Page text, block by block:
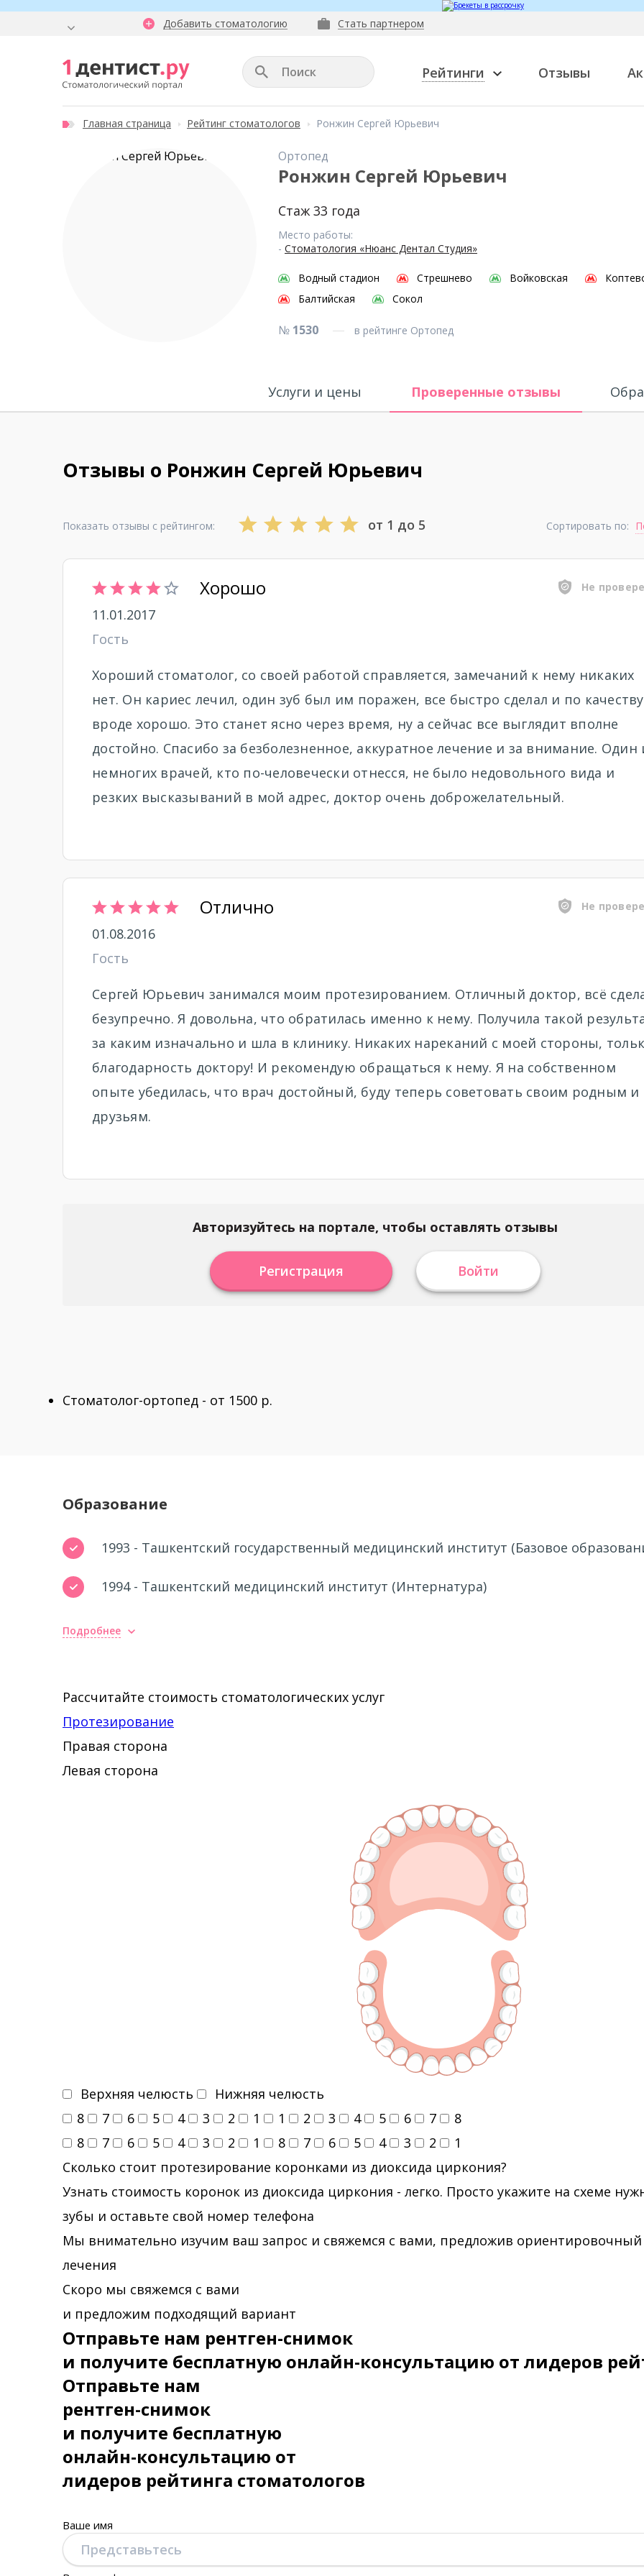
Добавить стоматологию Стать партнером
Рейтинги Отзывы
Главная страница Рейтинг стоматологов Ронжин Сергей Юрьевич
Ортопед
Ронжин Сергей Юрьевич
Стаж 33 года
Место работы:
- Стоматология «Нюанс Дентал Студия»
Водный стадион Стрешнево Войковская
Балтийская
Сокол
№ 1530 в рейтинге Ортопед
Услуги и цены Проверенные отзывы
Отзывы о Ронжин Сергей Юрьевич
Показать отзывы с рейтингом: от 1 до 5 Сортировать по:
Хорошо Не
11.01.2017
Гость
Хороший стоматолог, со своей работой справляется, замечаний к нему никаких
нет. Он кариес лечил, один зуб был им поражен, все быстро сделал и по качеству
вроде хорошо. Это станет ясно через время, ну а сейчас все выглядит вполне
достойно. Спасибо за безболезненное, аккуратное лечение и за внимание. Один
немногих врачей, кто по-человечески отнесся, не было недовольного вида и
резких высказываний в мой адрес, доктор очень доброжелательный.
Отлично Не
01.08.2016
Гость
Сергей Юрьевич занимался моим протезированием. Отличный доктор, всё
безупречно. Я довольна, что обратилась именно к нему. Получила такой
за каким изначально и шла в клинику. Никаких нареканий с моей стороны,
благодарность доктору! И рекомендую обращаться к нему. Я на собственном
опыте убедилась, что врач достойный, буду теперь советовать своим родным и
друзьям.
Авторизуйтесь на портале, чтобы оставлять отзывы
Регистрация Войти
Стоматолог-ортопед - от 1500 р.
Образование
1993 - Ташкентский государственный медицинский институт (Базовое
1994 - Ташкентский медицинский институт (Интернатура)
Повышение квалификации
стоматология и керамическая реставрация" на базе Учебного центра "ESI
Барселона, Испания
Подробнее
Рассчитайте стоимость стоматологических услуг
Протезирование
Правая сторона
Левая сторона
Верхняя челюсть
Нижняя челюсть
8
7 6 5 4 3 2 1 1 2 3 4 5 6 7
8
8
7 6 5 4 3 2 1 8 7 6 5 4 3 2
1
Сколько стоит протезирование коронками из диоксида циркония?
Узнать стоимость коронок из диоксида циркония - легко. Просто укажите на схеме
зубы и оставьте свой номер телефона
Мы внимательно изучим ваш запрос и свяжемся с вами, предложив
лечения
Скоро мы свяжемся с вами
и предложим подходящий вариант
Отправьте нам рентген-снимок
и получите бесплатную онлайн-консультацию от лидеров
Отправьте нам
рентген-снимок
и получите бесплатную
онлайн-консультацию от
лидеров рейтинга стоматологов
Ваше имя